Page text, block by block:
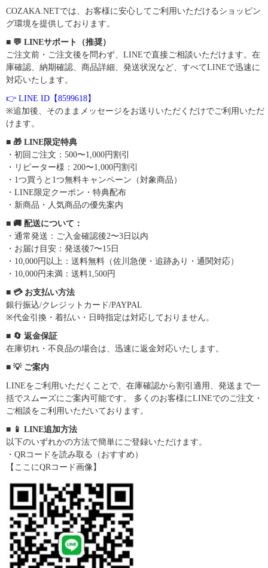
COZAKA.NETでは、お客様に安心してご利用いただけるショッピン
グ環境を提供しております。
■ 💬 LINEサポート（推奨）
ご注文前・ご注文後を問わず、LINEで直接ご相談いただけます。在
庫確認、納期確認、商品詳細、発送状況など、すべてLINEで迅速に
対応いたします。
👉 LINE ID【8599618】
※追加後、そのままメッセージをお送りいただくだけでご利用いただ
けます。
■ 🎁 LINE限定特典
・初回ご注文：500〜1,000円割引
・リピーター様：200〜1,000円割引
・1つ買うと1つ無料キャンペーン（対象商品）
・LINE限定クーポン・特典配布
・新商品・人気商品の優先案内
■ 🚚 配送について：
・通常発送：ご入金確認後2〜3日以内
・お届け目安：発送後7〜15日
・10,000円以上：送料無料（佐川急便・追跡あり・通関対応）
・10,000円未満：送料1,500円
■ 💳 お支払い方法
銀行振込/クレジットカード/PAYPAL
※代金引換・着払い・日時指定は対応しておりません。
■ 🔄 返金保証
在庫切れ・不良品の場合は、迅速に返金対応いたします。
■ 💡 ご案内
LINEをご利用いただくことで、在庫確認から割引適用、発送まで一
括でスムーズにご案内可能です。 多くのお客様にLINEでのご注文・
ご相談をご利用いただいております。
■ 📱 LINE追加方法
以下のいずれかの方法で簡単にご登録いただけます。
・QRコードを読み取る（おすすめ）
【ここにQRコード画像】